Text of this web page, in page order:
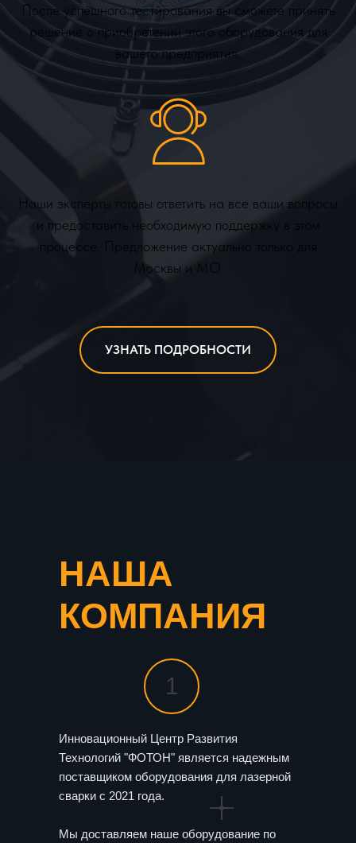
После успешного тестирования вы сможете принять
решение о приобретении этого оборудования для
вашего предприятия.
Наши эксперты готовы ответить на все ваши вопросы
и предоставить необходимую поддержку в этом
процессе. Предложение актуально только для
Москвы и МО.
УЗНАТЬ ПОДРОБНОСТИ
1
НАША
КОМПАНИЯ
Инновационный Центр Развития
Технологий "ФОТОН" является надежным
поставщиком оборудования для лазерной
сварки с 2021 года.
Мы доставляем наше оборудование по